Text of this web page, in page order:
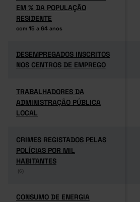
EM % DA POPULAÇÃO
RESIDENTE
com 15 a 64 anos
EM % DA POPULAÇÃO
RESIDENTE
com 15 a 64 anos
DESEMPREGADOS INSCRITOS
NOS CENTROS DE EMPREGO
DESEMPREGADOS INSCRITOS
NOS CENTROS DE EMPREGO
TRABALHADORES DA
ADMINISTRAÇÃO PÚBLICA
LOCAL
TRABALHADORES DA
ADMINISTRAÇÃO PÚBLICA
LOCAL
CRIMES REGISTADOS PELAS
POLÍCIAS POR MIL
HABITANTES
(6)
CRIMES REGISTADOS PELAS
POLÍCIAS POR MIL
HABITANTES
(6)
CONSUMO DE ENERGIA
CONSUMO DE ENERGIA